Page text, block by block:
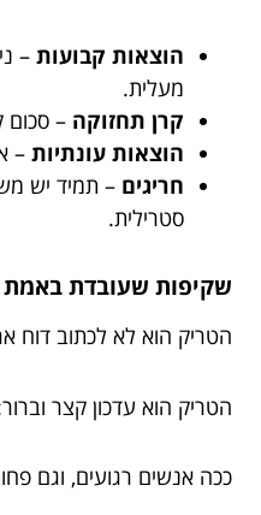
הוצאות קבועות –
מעלית.
קרן תחזוקה – סכום
הוצאות עונתיות –
חריגים – תמיד יש
סטרילית.
שקיפות שעובדת באמת
הטריק הוא לא לכתוב דוח
הטריק הוא עדכון קצר
ככה אנשים רגועים, וגם